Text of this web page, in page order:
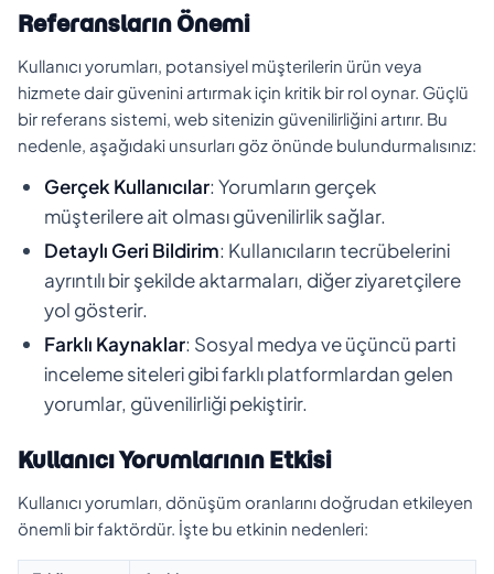
Referansların Önemi
Kullanıcı yorumları, potansiyel müşterilerin ürün veya
hizmete dair güvenini artırmak için kritik bir rol oynar. Güçlü
bir referans sistemi, web sitenizin güvenilirliğini artırır. Bu
nedenle, aşağıdaki unsurları göz önünde bulundurmalısınız:
Gerçek Kullanıcılar: Yorumların gerçek
müşterilere ait olması güvenilirlik sağlar.
Detaylı Geri Bildirim: Kullanıcıların tecrübelerini
ayrıntılı bir şekilde aktarmaları, diğer ziyaretçilere
yol gösterir.
Farklı Kaynaklar: Sosyal medya ve üçüncü parti
inceleme siteleri gibi farklı platformlardan gelen
yorumlar, güvenilirliği pekiştirir.
Kullanıcı Yorumlarının Etkisi
Kullanıcı yorumları, dönüşüm oranlarını doğrudan etkileyen
önemli bir faktördür. İşte bu etkinin nedenleri: